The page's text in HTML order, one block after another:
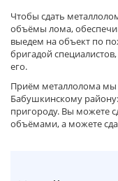
Чтобы сдать
объёмы лома,
выедем на объект по
бригадой
его.
Приём металлолома мы
Бабушкинскому
пригороду. Вы можете
объёмами, а можете